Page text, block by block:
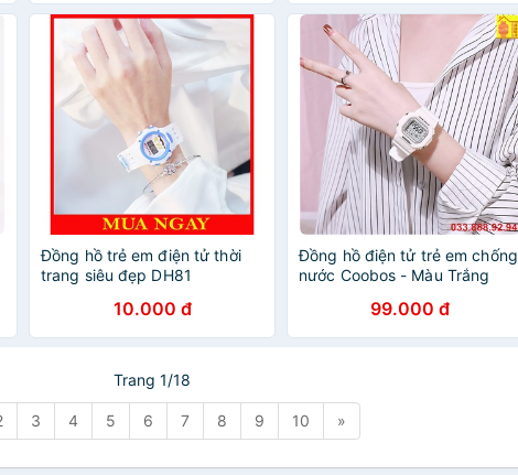
Đồng hồ trẻ em điện tử thời
trang siêu đẹp DH81
10.000 đ
Đồng hồ điện tử trẻ em chống
nước Coobos - Màu Trắng
99.000 đ
Trang 1/18
3 4 5 6 7 8 9 10 »